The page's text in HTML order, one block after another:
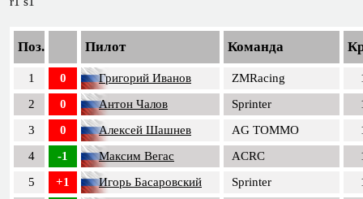
Поз. Пилот Команда
1 0 Григорий Иванов ZMRacing
2
0 Антон Чалов Sprinter
3
0 Алексей Шашнев AG TOMMO
4
-1 Максим Вегас ACRC
5
+1 Игорь Басаровский Sprinter